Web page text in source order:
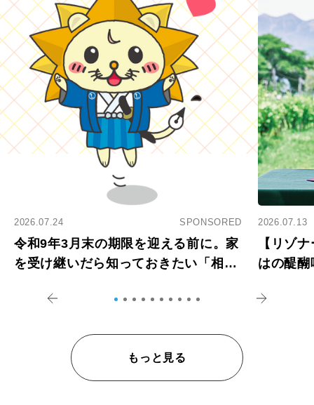
2026.07.24 SPONSORED
令和9年3月末の期限を迎える前に。家
を受け継いだら知っておきたい「相続
2026.07.13
【リゾ
はの醍
もっと見る